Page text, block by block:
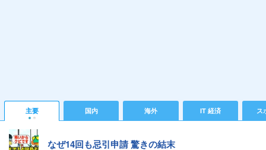
主要 国内 海外 IT 経済 ス
なぜ14回も忌引申請 驚きの結末